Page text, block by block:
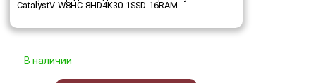
CatalystV-W8HC-8HD4K30-1SSD-16RAM
В наличии